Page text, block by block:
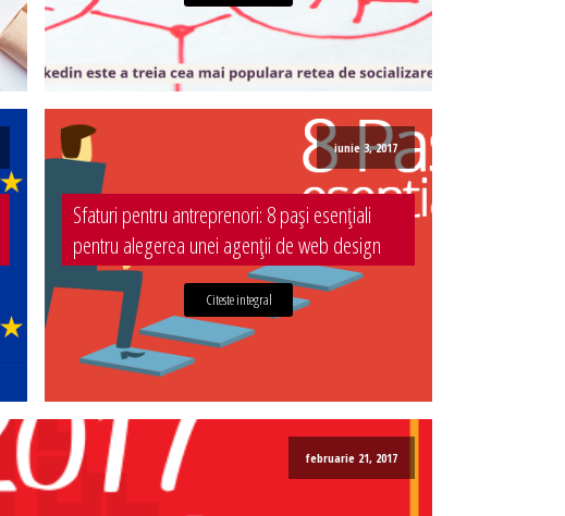
iunie 3, 2017
Sfaturi pentru antreprenori: 8 pași esențiali
pentru alegerea unei agenții de web design
Citeste integral
februarie 21, 2017